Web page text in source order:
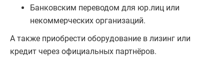
Банковским переводом для юр.лиц или
некоммерческих организаций.
А также приобрести оборудование в лизинг или
кредит через официальных партнёров.